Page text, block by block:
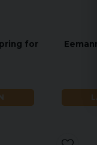
for